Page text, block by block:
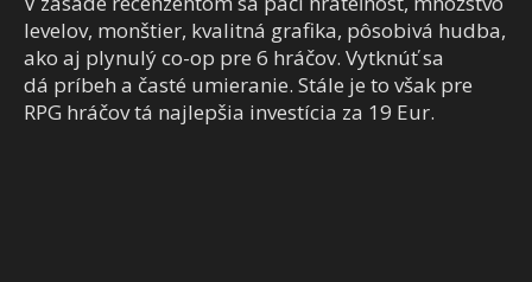
levelov, monštier, kvalitná grafika, pôsobivá hudba,
ako aj plynulý co-op pre 6 hráčov. Vytknúť sa
dá príbeh a časté umieranie. Stále je to však pre
RPG hráčov tá najlepšia investícia za 19 Eur.